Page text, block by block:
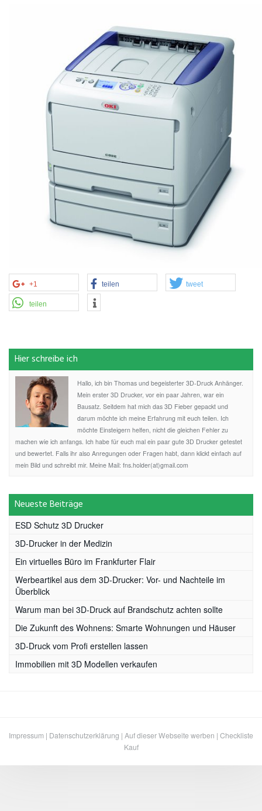
+1 teilen tweet
teilen
Hier schreibe ich
Hallo, ich bin Thomas und begeisterter 3D-Druck Anhänger.
Mein erster 3D Drucker, vor ein paar Jahren, war ein
Bausatz. Seitdem hat mich das 3D Fieber gepackt und
darum möchte ich meine Erfahrung mit euch teilen. Ich
möchte Einsteigern helfen, nicht die gleichen Fehler zu
machen wie ich anfangs. Ich habe für euch mal ein paar gute 3D Drucker getestet
und bewertet. Falls ihr also Anregungen oder Fragen habt, dann klickt einfach auf
mein Bild und schreibt mir. Meine Mail: fns.holder(at)gmail.com
Neueste Beiträge
ESD Schutz 3D Drucker
3D-Drucker in der Medizin
Ein virtuelles Büro im Frankfurter Flair
Werbeartikel aus dem 3D-Drucker: Vor- und Nachteile im
Überblick
Warum man bei 3D-Druck auf Brandschutz achten sollte
Die Zukunft des Wohnens: Smarte Wohnungen und Häuser
3D-Druck vom Profi erstellen lassen
Immobilien mit 3D Modellen verkaufen
Impressum | Datenschutzerklärung | Auf dieser Webseite werben | Checkliste
Kauf